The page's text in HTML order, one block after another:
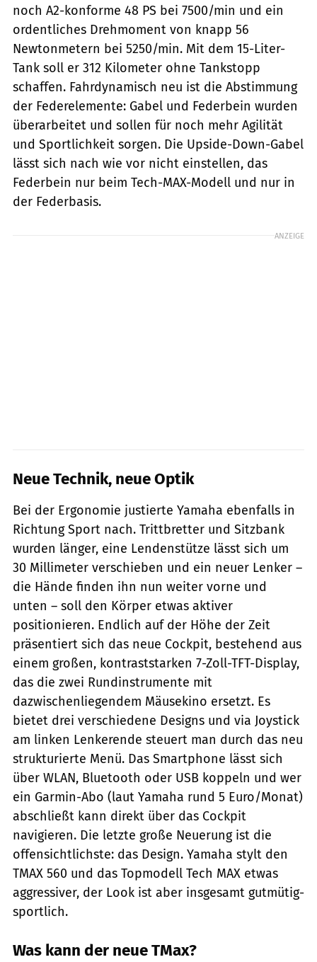
noch A2-konforme 48 PS bei 7500/min und ein
ordentliches Drehmoment von knapp 56
Newtonmetern bei 5250/min. Mit dem 15-Liter-
Tank soll er 312 Kilometer ohne Tankstopp
schaffen. Fahrdynamisch neu ist die Abstimmung
der Federelemente: Gabel und Federbein wurden
überarbeitet und sollen für noch mehr Agilität
und Sportlichkeit sorgen. Die Upside-Down-Gabel
lässt sich nach wie vor nicht einstellen, das
Federbein nur beim Tech-MAX-Modell und nur in
der Federbasis.
ANZEIGE
Neue Technik, neue Optik
Bei der Ergonomie justierte Yamaha ebenfalls in
Richtung Sport nach. Trittbretter und Sitzbank
wurden länger, eine Lendenstütze lässt sich um
30 Millimeter verschieben und ein neuer Lenker –
die Hände finden ihn nun weiter vorne und
unten – soll den Körper etwas aktiver
positionieren. Endlich auf der Höhe der Zeit
präsentiert sich das neue Cockpit, bestehend aus
einem großen, kontraststarken 7-Zoll-TFT-Display,
das die zwei Rundinstrumente mit
dazwischenliegendem Mäusekino ersetzt. Es
bietet drei verschiedene Designs und via Joystick
am linken Lenkerende steuert man durch das neu
strukturierte Menü. Das Smartphone lässt sich
über WLAN, Bluetooth oder USB koppeln und wer
ein Garmin-Abo (laut Yamaha rund 5 Euro/Monat)
abschließt kann direkt über das Cockpit
navigieren. Die letzte große Neuerung ist die
offensichtlichste: das Design. Yamaha stylt den
TMAX 560 und das Topmodell Tech MAX etwas
aggressiver, der Look ist aber insgesamt gutmütig-
sportlich.
Was kann der neue TMax?